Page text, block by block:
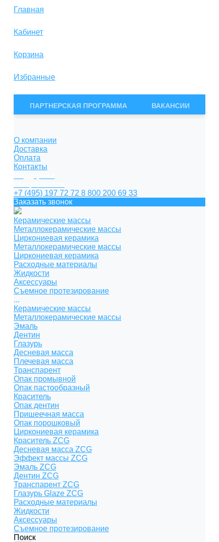
Главная
Кабинет
Корзина
Избранные
ПАРТНЕРСКАЯ ПРОГРАММА ВАКАНСИИ
О компании
Доставка
Оплата
Контакты
+7 (495) 197 72 72 8 800 200 69 33
Заказать звонок
Керамические массы
Металлокерамические массы
Циркониевая керамика
Металлокерамические массы
Циркониевая керамика
Расходные материалы
Жидкости
Аксессуары
Съемное протезирование
...
Керамические массы
Металлокерамические массы
Эмаль
Дентин
Глазурь
Десневая масса
Плечевая масса
Транспарент
Опак промывной
Опак пастообразный
Краситель
Опак дентин
Пришеечная масса
Опак порошковый
Циркониевая керамика
Краситель ZCG
Десневая масса ZCG
Эффект массы ZCG
Эмаль ZCG
Дентин ZCG
Транспарент ZCG
Глазурь Glaze ZCG
Расходные материалы
Жидкости
Аксессуары
Съемное протезирование
Поиск